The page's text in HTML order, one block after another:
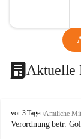
Aktuelle
B
r
vor 3 TagenAmtliche
Verordnung betr.